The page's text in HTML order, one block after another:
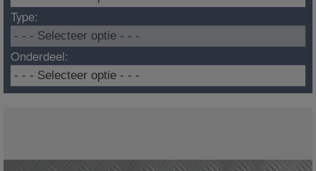
Type:
Onderdeel: